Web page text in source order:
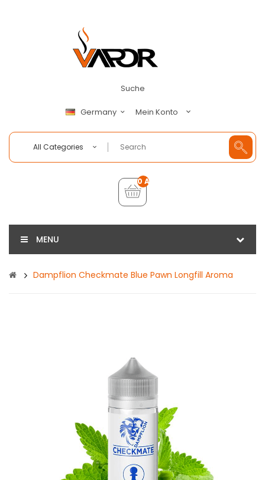
Suche
Germany Mein Konto
All Categories
0 Artikel - €0,00
MENU
Dampflion Checkmate Blue Pawn Longfill Aroma